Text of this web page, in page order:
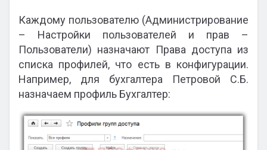
Каждому пользователю (Администрирование
– Настройки пользователей и прав –
Пользователи) назначают Права доступа из
списка профилей, что есть в конфигурации.
Например, для бухгалтера Петровой С.Б.
назначаем профиль Бухгалтер: